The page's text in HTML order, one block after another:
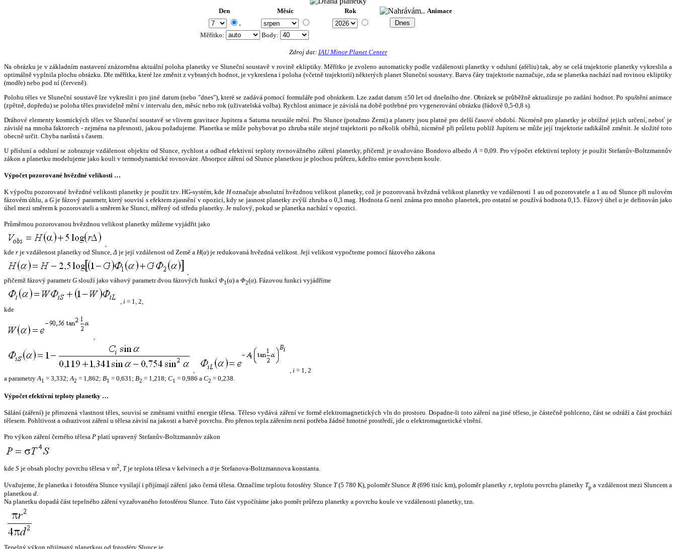
Den Měsíc Rok Animace
.
Měřítko: Body:
Zdroj dat: IAU Minor Planet Center
Na obrázku je v základním nastavení znázorněna aktuální poloha planetky ve Sluneční soustavě v rovině ekliptiky. Měřítko je zvoleno automaticky podle vzdálenosti planetky v odsluní (aféliu) tak, aby se celá trajektorie planetky vykreslila a
optimálně vyplnila plochu obrázku. Dle měřítka, které lze změnit z vybraných hodnot, je vykreslena i poloha (včetně trajektorií) některých planet Sluneční soustavy. Barva čáry trajektorie naznačuje, zda se planetka nachází nad rovinou ekliptiky
(modře) nebo pod ní (červeně).
Polohu těles ve Sluneční soustavě lze vykreslit i pro jiné datum (nebo "dnes"), které se zadává pomocí formuláře pod obrázkem. Lze zadat datum ±50 let od dnešního dne. Obrázek se průběžně aktualizuje po zadání hodnot. Po spuštění animace
(zpětně, dopředu) se poloha těles pravidelně mění v intervalu den, měsíc nebo rok (uživatelská volba). Rychlost animace je závislá na době potřebné pro vygenerování obrázku (řádově 0,5-0,8 s).
Dráhové elementy kosmických těles ve Sluneční soustavě se vlivem gravitace Jupitera a Saturna neustále mění. Pro Slunce (potažmo Zemi) a planety jsou platné pro delší časové období. Nicméně pro planetky je obtížné jejich určení, neboť je
závislé na mnoha faktorech - zejména na přesnosti, jakou požadujeme. Planetka se může pohybovat po zhruba stále stejné trajektorii po několik oběhů, nicméně při průletu poblíž Jupiteru se může její trajektorie radikálně změnit. Je složité toto
obecně určit. Chyba narůstá s časem.
U přísluní a odsluní se zobrazuje vzdálenost objektu od Slunce, rychlost a odhad efektivní teploty rovnovážného záření planetky, přičemž je uvažováno Bondovo albedo A = 0,09. Pro výpočet efektivní teploty je použit Stefanův-Boltzmannův
zákon a planetku modelujeme jako kouli v termodynamické rovnováze. Absorpce záření od Slunce planetkou je plochou průřezu, kdežto emise povrchem koule.
Výpočet pozorované hvězdné velikosti …
K výpočtu pozorované hvězdné velikosti planetky je použit tzv. HG-systém, kde Hoznačuje absolutní hvězdnou velikost planetky, což je pozorovaná hvězdná velikost planetky ve vzdálenosti 1 au od pozorovatele a 1 au od Slunce při nulovém
fázovém úhlu, a Gje fázový parametr, který souvisí s efektem zjasnění v opozici, kdy se jasnost planetky zvýší zhruba o 0,3 mag. HodnotaG není známa pro mnoho planetek, pro ostatní se používá hodnota 0,15. Fázový úhelα je definován jako
úhel mezi směrem k pozorovateli a směrem ke Slunci, měřený od středu planetky. Je nulový, pokud se planetka nachází v opozici.
Průměrnou pozorovanou hvězdnou velikost planetky můžeme vyjádřit jako
,
kde r je vzdálenost planetky od Slunce,Δ je její vzdálenost od Země a H(α) je redukovaná hvězdná velikost. Její velikost vypočteme pomocí fázového zákona
,
přičemž fázový parametrG slouží jako váhový parametr dvou fázových funkcí Φ1(α) a Φ2(α). Fázovou funkci vyjádříme
, i = 1, 2,
kde
,
, , i = 1, 2
a parametryA1 = 3,332;A2 = 1,862; B1 = 0,631; B2 = 1,218; C1 = 0,986 a C2 = 0,238.
Výpočet efektivní teploty planetky …
Sálání (záření) je přirozená vlastnost těles, souvisí se změnami vnitřní energie tělesa. Těleso vydává záření ve formě elektromagnetických vln do prostoru. Dopadne-li toto záření na jiné těleso, je částečně pohlceno, část se odráží a část prochází
tělesem. Pohltivost a odrazivost záření u tělesa závisí na jakosti a barvě povrchu. Pro přenos tepla zářením není potřeba žádné hmotné prostředí, jde o elektromagnetické vlnění.
Pro výkon záření černého tělesa P platí upravený Stefanův-Boltzmannův zákon
kde S je obsah plochy povrchu tělesa v m2, Tje teplota tělesa v kelvinech a σje Stefanova-Boltzmannova konstanta.
Uvažujeme, že planetka i fotosféra Slunce vysílají i přijímají záření jako černá tělesa. Označíme teplotu fotosféry Slunce T(5 780 K), poloměr Slunce R(696 tisíc km), poloměr planetky r, teplotu povrchu planetky Tp a vzdálenost mezi Sluncem a
planetkou d.
Na planetku dopadá část tepelného záření vyzařovaného fotosférou Slunce. Tuto část vypočítáme jako poměr průřezu planetky a povrchu koule ve vzdálenosti planetky, tzn.
Tepelný výkon přijímaný planetkou od fotosféry Slunce je